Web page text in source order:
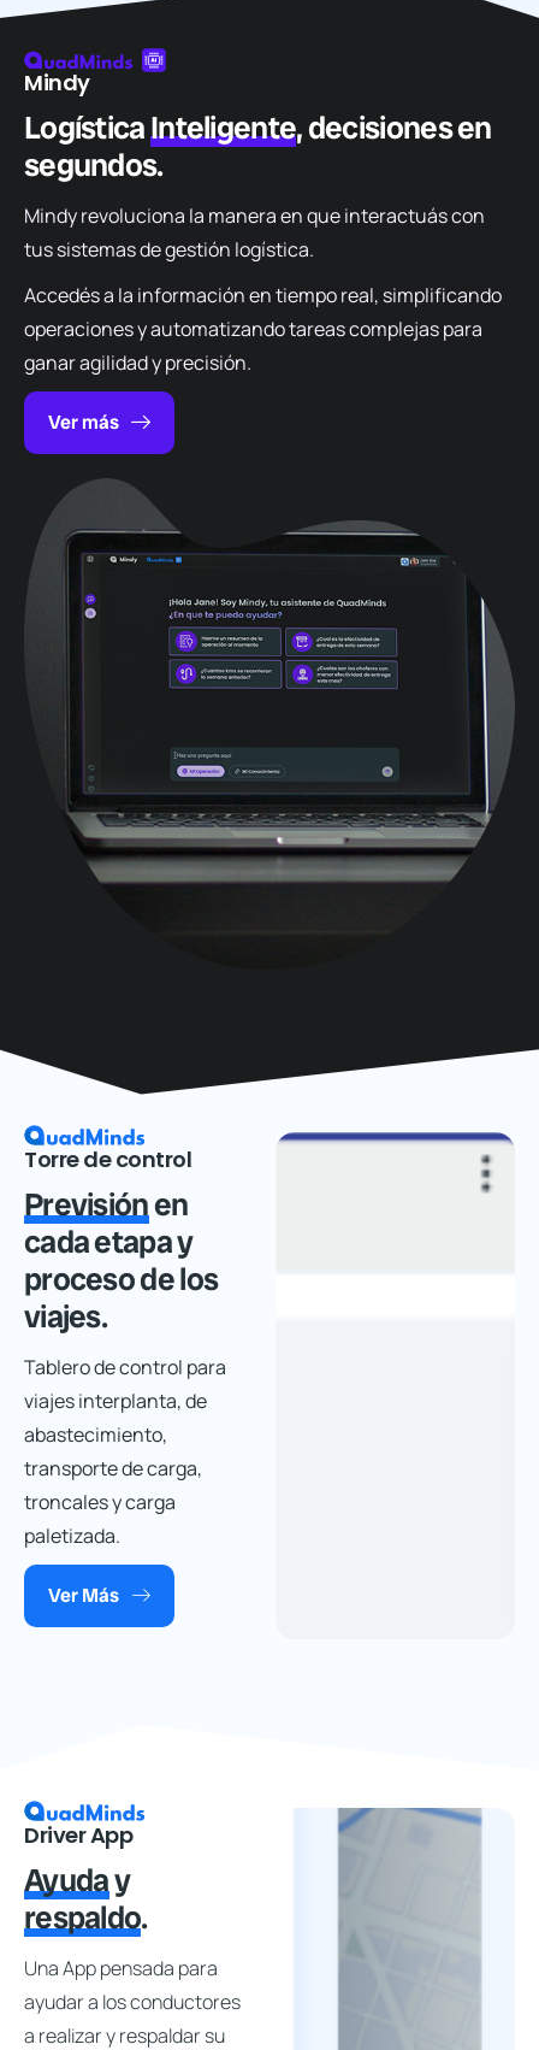
QuadMinds para
Dadores de
En Quadminds entendemos la complejidad de gestionar tus
envíos. ComoDador de Carga
Mindy
LogísticaInteligente, decisiones en
segundos.
Mindy revoluciona la manera en que interactuáscon
tus sistemas de gestión logística.
Accedés a la información en tiempo real, simplificando
operaciones yautomatizandotareascomplejas para
ganar agilidady precisión.
Ver más
Torre de control
Previsiónen
cada etapa y
proceso de los
viajes.
Tablero de control para
viajes interplanta, de
abastecimiento,
transporte de carga,
troncales y carga
paletizada.
Ver Más
Driver App
Ayuday
respaldo.
Una App pensada para
ayudar a los conductores
a realizar y respaldar su